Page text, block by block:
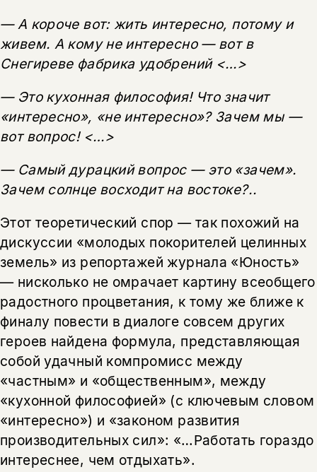
— А короче вот: жить интересно, потому и
живем. А кому не интересно — вот в
Снегиреве фабрика удобрений <…>
— Это кухонная философия! Что значит
«интересно», «не интересно»? Зачем мы —
вот вопрос! <…>
— Самый дурацкий вопрос — это «зачем».
Зачем солнце восходит на востоке?..
Этот теоретический спор — так похожий на
дискуссии «молодых покорителей целинных
земель» из репортажей журнала «Юность»
— нисколько не омрачает картину всеобщего
радостного процветания, к тому же ближе к
финалу повести в диалоге совсем других
героев найдена формула, представляющая
собой удачный компромисс между
«частным» и «общественным», между
«кухонной философией» (с ключевым словом
«интересно») и «законом развития
производительных сил»: «…Работать гораздо
интереснее, чем отдыхать».